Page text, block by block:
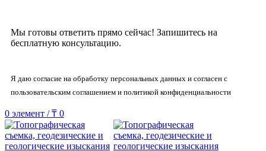
Мы готовы ответить прямо сейчас! Запишитесь на
бесплатную консультацию.
Я даю согласие на обработку персональных данных и согласен с
пользовательским соглашением и политикой конфиденциальности
0 элемент / ₸ 0